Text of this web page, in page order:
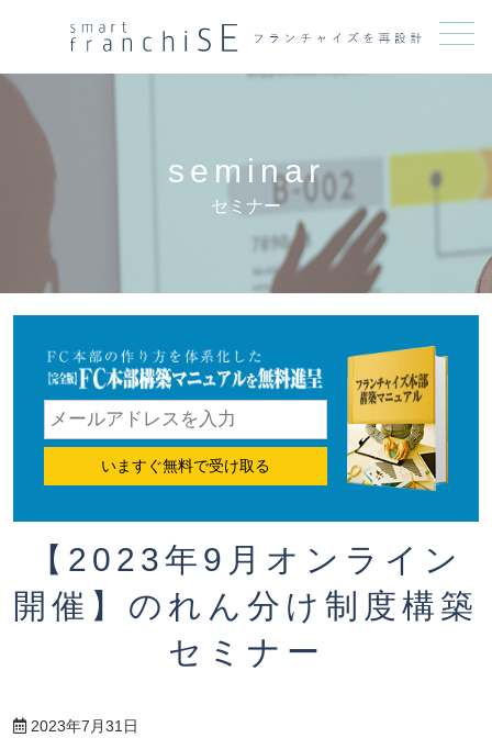
メニュー
seminar
セミナー
いますぐ無料で受け取る
【2023年9月オンライン
開催】のれん分け制度構築
セミナー
2023年7月31日